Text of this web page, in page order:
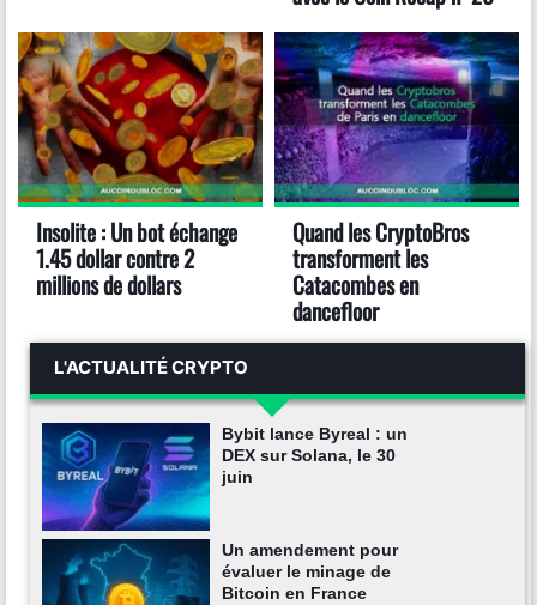
Insolite : Un bot échange
1.45 dollar contre 2
millions de dollars
Quand les CryptoBros
transforment les
Catacombes en
dancefloor
L'ACTUALITÉ CRYPTO
Bybit lance Byreal : un
DEX sur Solana, le 30
juin
Un amendement pour
évaluer le minage de
Bitcoin en France